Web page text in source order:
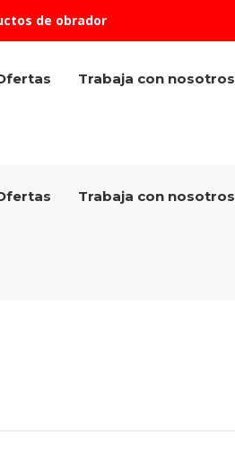
de obrador
Trabaja con nosotros
Trabaja con nosotros